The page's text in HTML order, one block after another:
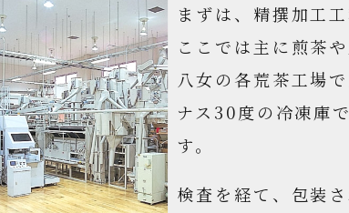
まずは、精撰加工工
ここでは主に煎茶
八女の各荒茶工場
ナス30度の冷凍庫
す。
検査を経て、包装